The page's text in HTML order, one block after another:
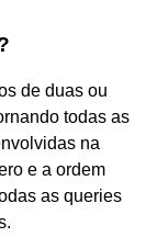
de duas ou
todas as
na
e a ordem
as queries